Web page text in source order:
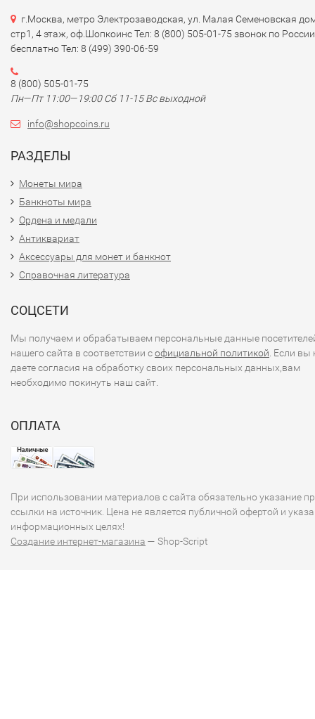
г.Москва, метро Электрозаводская, ул. Малая Семеновская
стр1, 4 этаж, оф.Шопкоинс Тел: 8 (800) 505-01-75 звонок по России
бесплатно Тел: 8 (499) 390-06-59
8 (800) 505-01-75
Пн—Пт 11:00—19:00 Сб 11-15 Вс выходной
info@shopcoins.ru
РАЗДЕЛЫ
Монеты мира
Банкноты мира
Ордена и медали
Антиквариат
Аксессуары для монет и банкнот
Справочная литература
СОЦСЕТИ
Мы получаем и обрабатываем персональные данные
нашего сайта в соответствии софициальной политикой. Если вы
даете согласия на обработку своих персональных данных,вам
необходимо покинуть наш сайт.
ОПЛАТА
При использовании материалов с сайта обязательно указание
ссылки на источник. Цена не является публичной офертой и
информационных целях!
Создание интернет-магазина — Shop-Script